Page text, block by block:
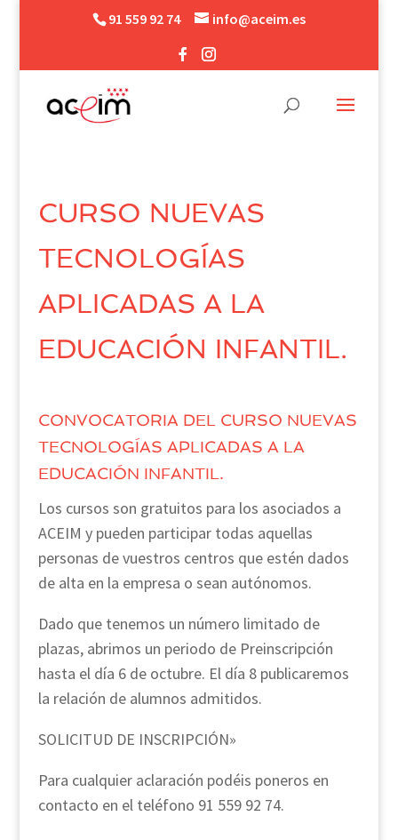
91 559 92 74 info@aceim.es
CURSO NUEVAS
TECNOLOGÍAS
APLICADAS A LA
EDUCACIÓN INFANTIL.
CONVOCATORIA DEL CURSO NUEVAS
TECNOLOGÍAS APLICADAS A LA
EDUCACIÓN INFANTIL.
Los cursos son gratuitos para los asociados a
ACEIM y pueden participar todas aquellas
personas de vuestros centros que estén dados
de alta en la empresa o sean autónomos.
Dado que tenemos un número limitado de
plazas, abrimos un periodo de Preinscripción
hasta el día 6 de octubre. El día 8 publicaremos
la relación de alumnos admitidos.
SOLICITUD DE INSCRIPCIÓN»
Para cualquier aclaración podéis poneros en
contacto en el teléfono 91 559 92 74.